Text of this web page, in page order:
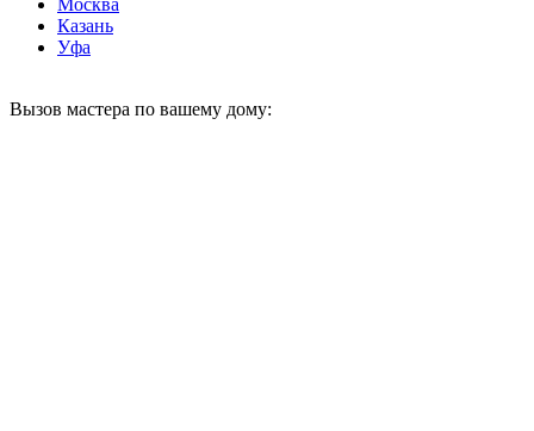
Москва
Казань
Уфа
Вызов мастера по вашему дому: